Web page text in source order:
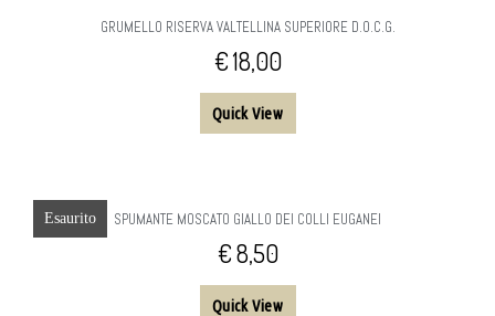
GRUMELLO RISERVA VALTELLINA SUPERIORE D.O.C.G.
€18,00
Quick View
Esaurito SPUMANTE MOSCATO GIALLO DEI COLLI EUGANEI
€8,50
Quick View